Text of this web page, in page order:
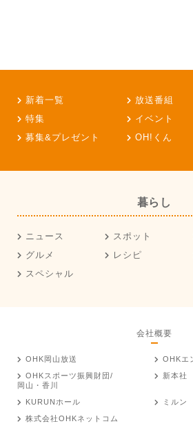
新着一覧 放送番組
特集
イベント
募集&プレゼント
OH!くん
暮らし
ニュース スポット
グルメ
レシピ
スペシャル
会社概要
OHK岡山放送
OHKエ
OHKスポーツ振興財団/
岡山・香川
新本社
KURUNホール
ミルン
株式会社OHKネットコム